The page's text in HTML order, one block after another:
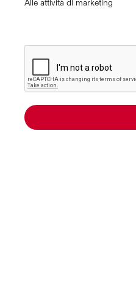
Alle attività di marketing